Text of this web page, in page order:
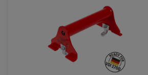
127 mm
VDI 2700